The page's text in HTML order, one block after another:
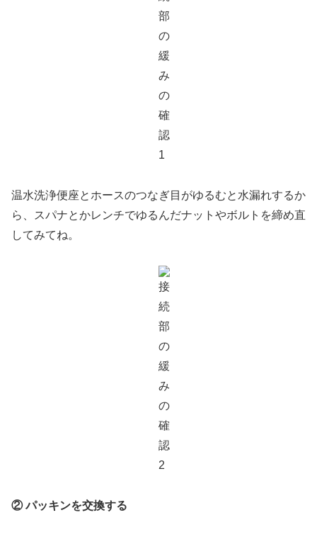
温水洗浄便座とホースのつなぎ目がゆるむと水漏れするか
ら、スパナとかレンチでゆるんだナットやボルトを締め直
してみてね。
② パッキンを交換する